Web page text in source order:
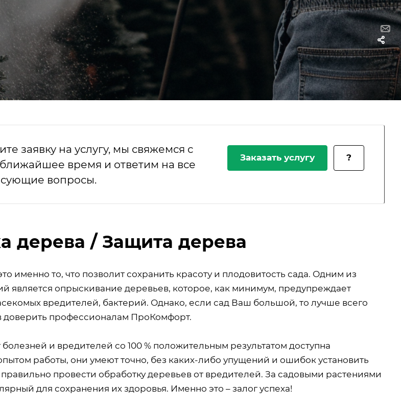
заявку на услугу, мы свяжемся с
время и ответим на все
вопросы.
Заказать услугу ?
дерева / Защита дерева
именно то, что позволит сохранить красоту и плодовитость сада. Одним из
является опрыскивание деревьев, которое, как минимум, предупреждает
вредителей, бактерий. Однако, если сад Ваш большой, то лучше всего
доверить профессионалам ПроКомфорт.
и вредителей со 100 % положительным результатом доступна
работы, они умеют точно, без каких-либо упущений и ошибок установить
провести обработку деревьев от вредителей. За садовыми растениями
для сохранения их здоровья. Именно это – залог успеха!